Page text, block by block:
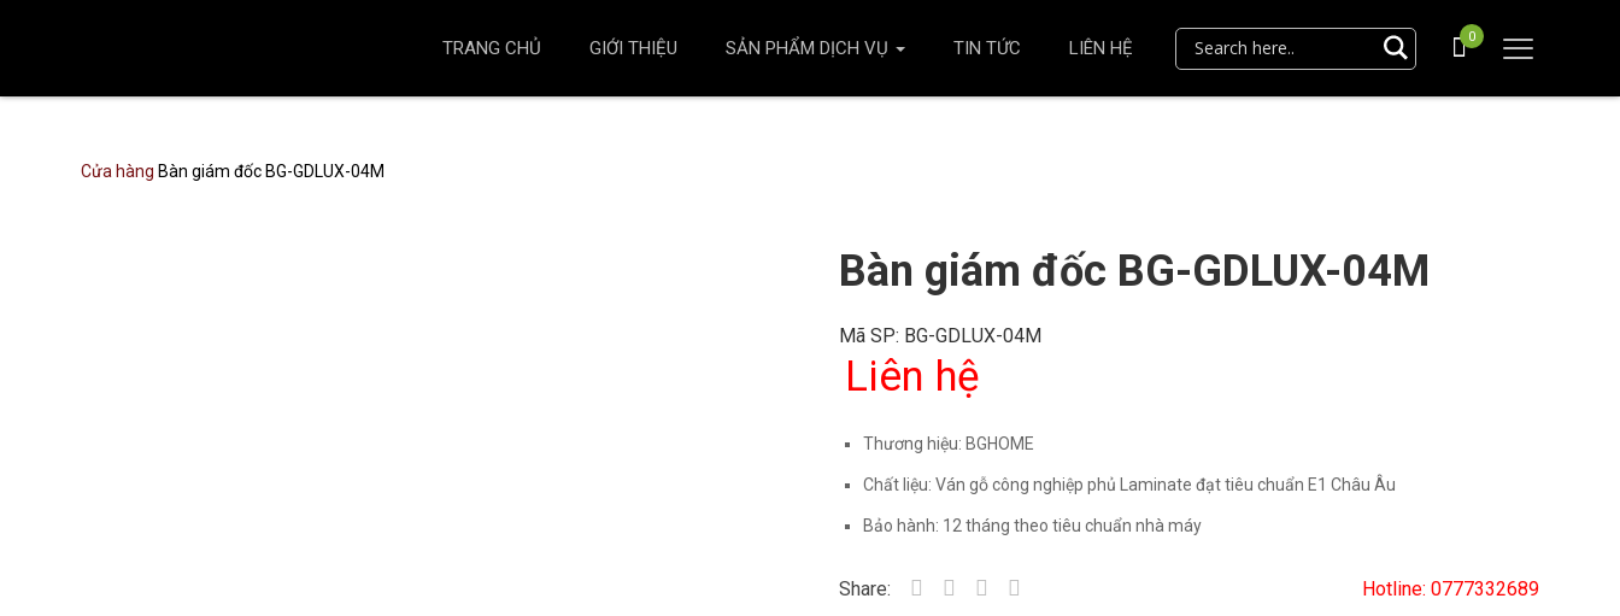
TRANG CHỦ GIỚI THIỆU SẢN PHẨM DỊCH VỤ TIN TỨC LIÊN HỆ
0
Cửa hàng Bàn giám đốc BG-GDLUX-04M
Bàn giám đốc BG-GDLUX-04M
Mã SP: BG-GDLUX-04M
Liên hệ
Thương hiệu: BGHOME
Chất liệu:Ván gỗ công nghiệp phủ Laminate đạt tiêu chuẩn E1 Châu Âu
Bảo hành: 12 tháng theo tiêu chuẩn nhà máy
Share: Hotline: 0777332689